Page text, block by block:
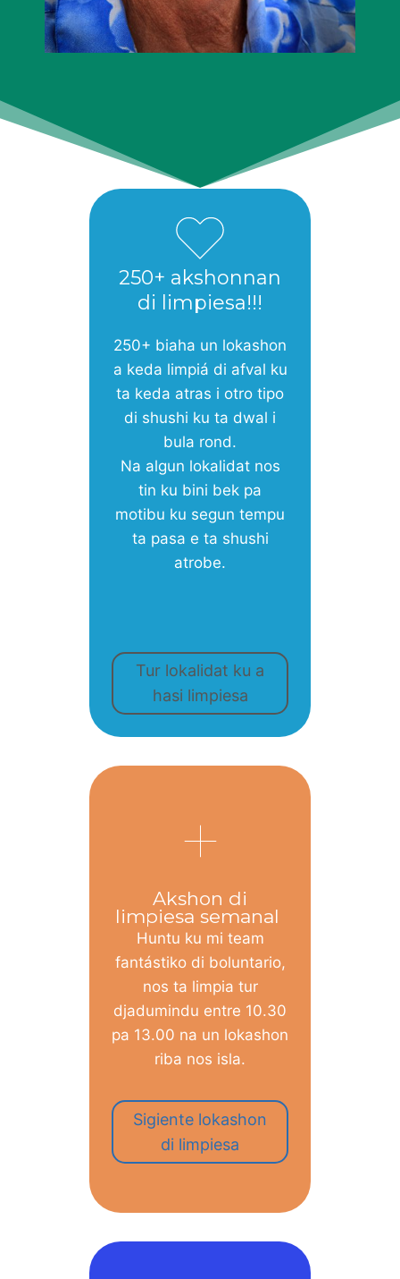
250+ akshonnan
di limpiesa!!!
250+ biaha un lokashon
a keda limpiá di afval ku
ta keda atras i otro tipo
di shushi ku ta dwal i
bula rond.
Na algun lokalidat nos
tin ku bini bek pa
motibu ku segun tempu
ta pasa e ta shushi
atrobe.
Tur lokalidat ku a
hasi limpiesa
Akshon di
limpiesa semanal
Huntu ku mi team
fantástiko di boluntario,
nos ta limpia tur
djadumindu entre 10.30
pa 13.00 na un lokashon
riba nos isla.
Sigiente lokashon
di limpiesa